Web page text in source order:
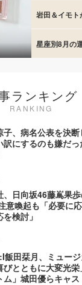
岩田＆イモ
星座別8月の
ランキング
RANKING
子、病名公表を決
訳にするのも嫌だ
、日向坂46藤嶌果
意喚起も「必要に
検討」
飯田栞月、ミュー
びとともに大変光
ム」城田優らキャ